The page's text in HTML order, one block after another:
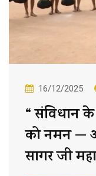
16/12/2025
“ संविधान के
को नमन —
सागर जी